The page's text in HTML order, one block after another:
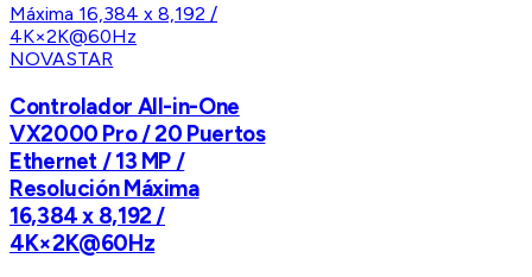
NOVASTAR
Controlador All-in-One
VX2000 Pro / 20 Puertos
Ethernet / 13 MP /
Resolución Máxima
16,384 x 8,192 /
4K×2K@60Hz